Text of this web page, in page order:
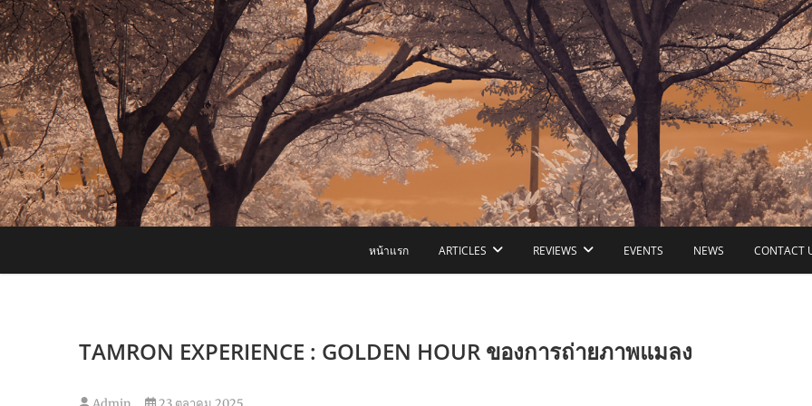
Skip
to
content
หน้าแรก ARTICLES REVIEWS EVENTS NEWS CONTACT
TAMRON EXPERIENCE : GOLDEN HOUR ของการถ่ายภาพแมลง